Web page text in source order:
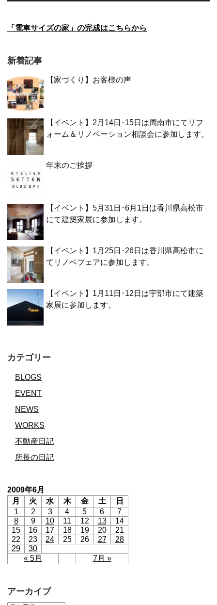
「電車サイズの家」の完成はこちらから
新着記事
【家づくり】お客様の声
【イベント】2月14日･15日は周南市にてリフ
ォーム＆リノベーション相談会に参加します。
年末のご挨拶
【イベント】5月31日･6月1日は香川県高松市
にて建築家展に参加します。
【イベント】1月25日･26日は香川県高松市に
てリノベフェアに参加します。
【イベント】1月11日･12日は宇部市にて建築
家展に参加します。
カテゴリー
BLOGS
EVENT
NEWS
WORKS
不動産日記
所長の日記
2009年6月
月
火 水 木 金 土 日
« 5月 7月 »
1 2 3 4 5 6
7
8
9 10 11 12 13
14
15
16 17 18 19 20
21
22
23 24 25 26 27
28
29
30
アーカイブ